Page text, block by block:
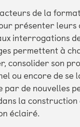
de la
présenter leurs
interrogations
permettent à
consolider son
ou encore de se
de nouvelles
la construction
éclairé.